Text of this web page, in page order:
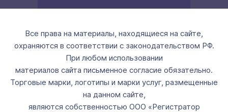
Все права на материалы, находящиеся на сайте,
охраняются в соответствии с законодательством РФ.
При любом использовании
материалов сайта письменное согласие обязательно.
Торговые марки, логотипы и марки услуг, размещенные
на данном сайте,
являются собственностью ООО «Регистратор